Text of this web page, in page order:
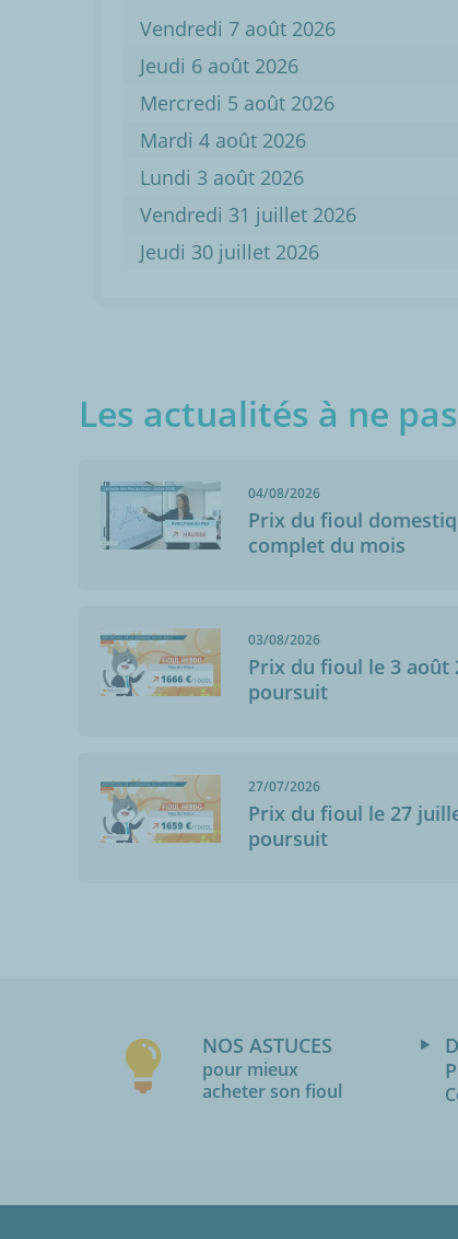
Vendredi 7 août 2026
Jeudi 6 août 2026
Mercredi 5 août 2026
Mardi 4 août 2026
Lundi 3 août 2026
Vendredi 31 juillet 2026
Jeudi 30 juillet 2026
Les actualités à ne
04/08/2026
Prix du fioul
complet du mois
03/08/2026
Prix du fioul le 3 août
poursuit
27/07/2026
Prix du fioul le 27
poursuit
NOS ASTUCES
pour mieux
acheter son fioul